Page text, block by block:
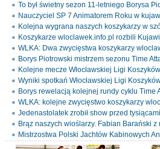
To był świetny sezon 11-letniego Borysa
Nauczyciel SP 7 Animatorem Roku w
Kolejna wygrana naszych koszykarzy w
Koszykarze wloclawek.info.pl rozbili
WLKA: Dwa zwycięstwa koszykarzy
Borys Piotrowski mistrzem sezonu Time
Kolejne mecze Włocławskiej Ligi
Wyniki spotkań Włocławskiej Ligi
Borys rewelacją kolejnej rundy cyklu Time
WLKA: kolejne zwycięstwo koszykarzy
Jedenastolatek zrobił show przed
Brąz naszych wioślarzy. Fabian Barański z
Mistrzostwa Polski Jachtów Kabinowych